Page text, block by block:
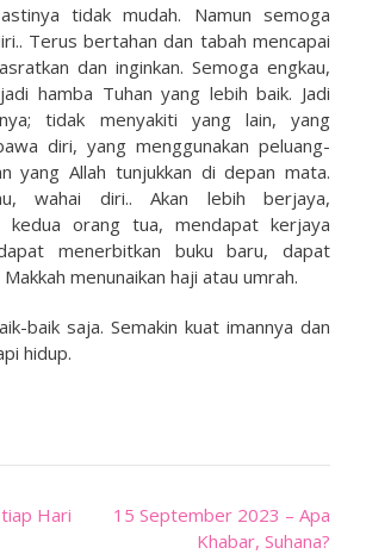
tidak mudah. Namun semoga
Terus bertahan dan tabah mencapai
dan inginkan. Semoga engkau,
hamba Tuhan yang lebih baik. Jadi
tidak menyakiti yang lain, yang
diri, yang menggunakan peluang-
yang Allah tunjukkan di depan mata.
wahai diri.. Akan lebih berjaya,
kedua orang tua, mendapat kerjaya
menerbitkan buku baru, dapat
menunaikan haji atau umrah.
baik saja. Semakin kuat imannya dan
hidup.
Hari
15 September 2023 – Apa
Khabar, Suhana?